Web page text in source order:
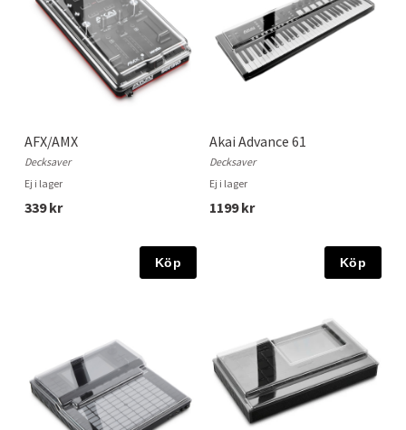
AFX/AMX
Decksaver
Ej i lager
339 kr
Köp
Akai Advance 61
Decksaver
Ej i lager
1199 kr
Köp